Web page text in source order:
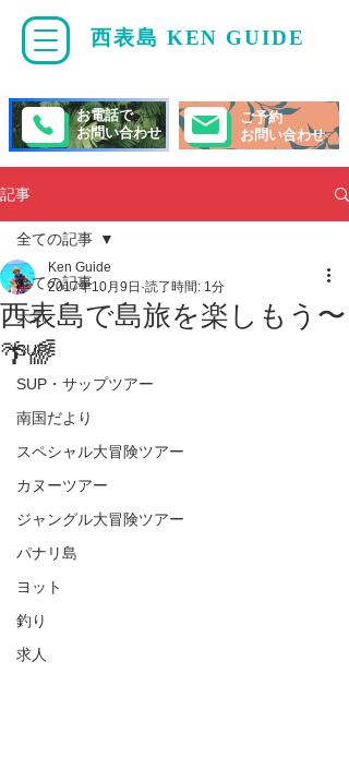
西表島 KEN GUIDE
ご予約
お問い合わせ
お電話で
お問い合わせ
記事
全ての記事
天気
SUP/
SUP・サップツアー
南国だより
スペシャル大冒険ツアー
カヌーツアー
ジャングル大冒険ツアー
パナリ島
ヨット
釣り
求人
全ての記事
西表島で島旅を楽しもう〜
🌴🌈
Ken Guide
2017年10月9日 読了時間: 1分